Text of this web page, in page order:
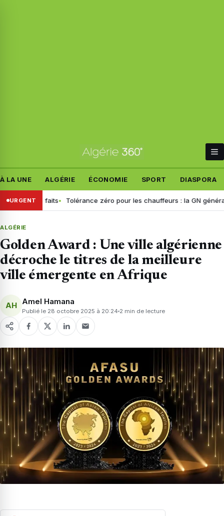
À LA UNE ALGÉRIE ÉCONOMIE SPORT DIASPORA
URGENT
les faits Tolérance zéro pour les chauffeurs : la GN généralise le
ALGÉRIE
Golden Award : Une ville algérienne
décroche le titres de la meilleure
ville émergente en Afrique
AH Amel Hamana
Publié le 28 octobre 2025 à 20:24 2 min de lecture